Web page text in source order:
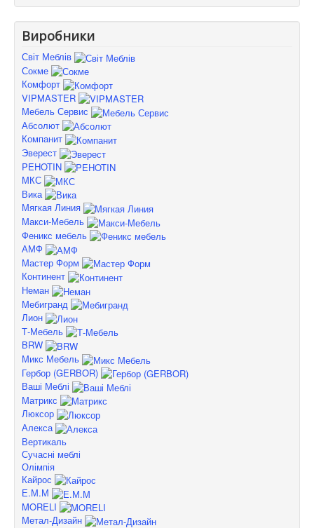
Виробники
Світ Меблів
Сокме
Комфорт
VIPMASTER
Мебель Сервис
Абсолют
Компанит
Эверест
PEHOTIN
МКС
Вика
Мягкая Линия
Макси-Мебель
Феникс мебель
АМФ
Мастер Форм
Континент
Неман
Мебигранд
Лион
Т-Мебель
BRW
Микс Мебель
Гербор (GERBOR)
Ваші Меблі
Матрикс
Люксор
Алекса
Вертикаль
Сучасні меблі
Олімпія
Кайрос
Е.М.М
MORELI
Метал-Дизайн